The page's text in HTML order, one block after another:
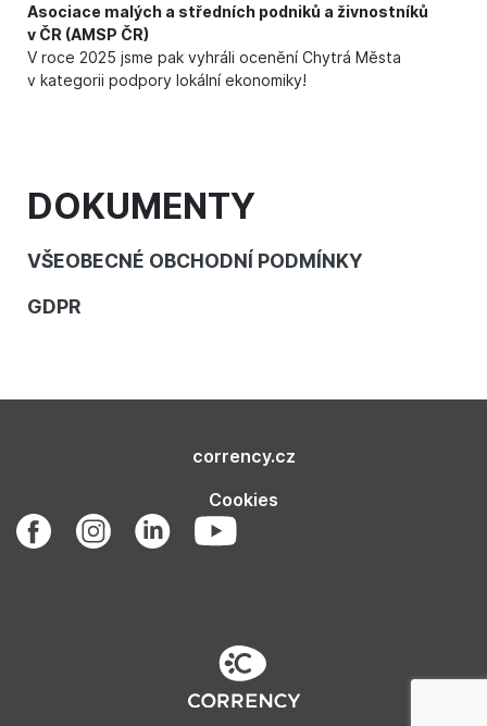
Asociace malých a středních podniků a živnostníků
v ČR (AMSP ČR)
V roce 2025 jsme pak vyhráli ocenění Chytrá Města
v kategorii podpory lokální ekonomiky!
DOKUMENTY
VŠEOBECNÉ OBCHODNÍ PODMÍNKY
GDPR
corrency.cz
Cookies